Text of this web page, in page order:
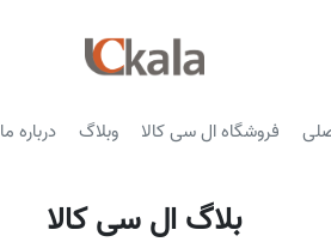
فروشگاه ال سی کالا وبلاگ درباره ما
بلاگ ال سی کالا